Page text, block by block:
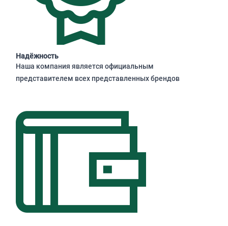
Надёжность
Наша компания является официальным
представителем всех представленных брендов